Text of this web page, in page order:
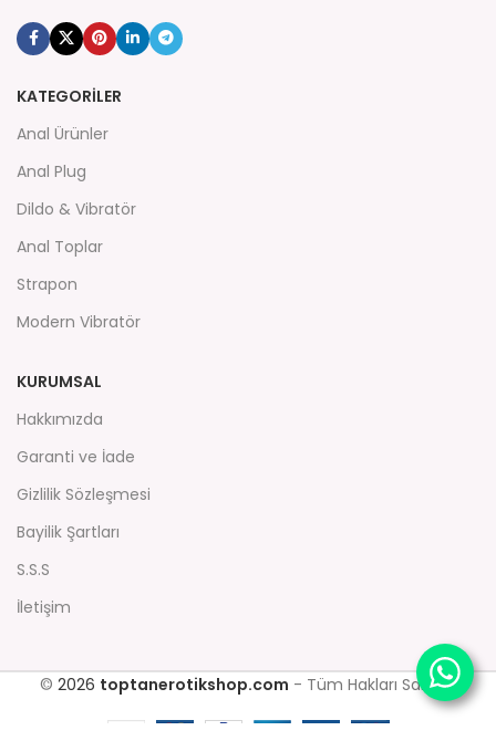
KATEGORİLER
Anal Ürünler
Anal Plug
Dildo & Vibratör
Anal Toplar
Strapon
Modern Vibratör
KURUMSAL
Hakkımızda
Garanti ve İade
Gizlilik Sözleşmesi
Bayilik Şartları
S.S.S
İletişim
© 2026 toptanerotikshop.com - Tüm Hakları Saklıdır.